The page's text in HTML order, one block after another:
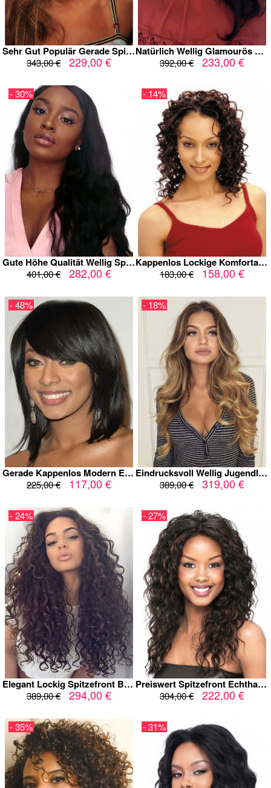
Sehr Gut Populär Gerade Spitzefront Echthaar Perücke
343,00 € 229,00 €
Natürlich Wellig Glamourös Spitzefront Echthaar Perücke
392,00 € 233,00 €
Gute Höhe Qualität Wellig Spitzefront Echthaar Perücke
401,00 € 282,00 €
- 30%
Kappenlos Lockige Komfortable Mittle Echthaar Perücke
183,00 € 158,00 €
- 14%
Gerade Kappenlos Modern Echthaar Afro Amerikanische Perücke
225,00 € 117,00 €
- 48%
Eindrucksvoll Wellig Jugendliche Spitzefront Echthaar Perücke
389,00 € 319,00 €
- 18%
Elegant Lockig Spitzefront Bewundernswerte Echthaar Perücke
389,00 € 294,00 €
- 24%
Preiswert Spitzefront Echthaar Lockig Afro Amerikanische Perücke
304,00 € 222,00 €
- 27%
- 35% - 31%